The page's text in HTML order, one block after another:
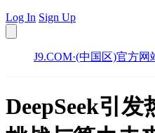
Log In Sign Up
J9.COM·(中国区)官方网
DeepSeek引